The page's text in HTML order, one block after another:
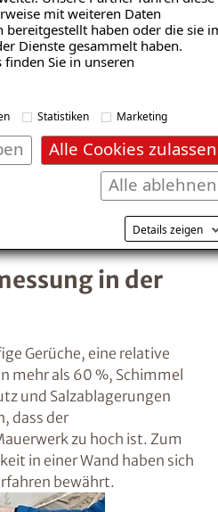
mit weiteren Daten
bereitgestellt haben oder die sie
Dienste gesammelt haben.
Sie in unseren
Statistiken Marketing
Alle Cookies zulassen
Alle ablehnen
Details zeigen
kondensiert. Ein erstes
Feuchtigkeit ist
Fenster.
minimiert das
Kondenswasser
und
größeren
wie möglich
von
sollte jedoch
werden.
gefunden ist,
ergriffen